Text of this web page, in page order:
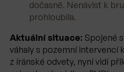
dočasně. Nenávist k
prohloubila.
Aktuální situace: Spojené
váhaly s pozemní intervencí
z íránské odvety, nyní vidí